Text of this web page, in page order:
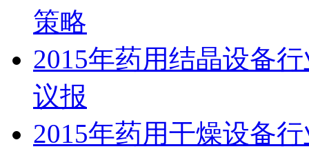
策略
2015年药用结晶设备
议报
2015年药用干燥设备